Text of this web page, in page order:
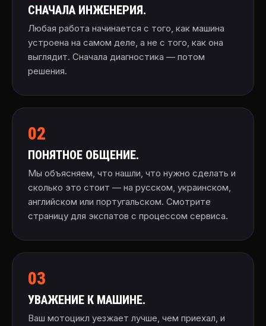
СНАЧАЛА ИНЖЕНЕРИЯ.
Любая работа начинается с того, как машина
устроена на самом деле, а не с того, как она
выглядит. Сначала диагностика — потом
решения.
02
ПОНЯТНОЕ ОБЩЕНИЕ.
Мы объясняем, что нашли, что нужно сделать и
сколько это стоит — на русском, украинском,
английском или португальском. Смотрите
страницу для экспатов с процессом сервиса.
03
УВАЖЕНИЕ К МАШИНЕ.
Ваш мотоцикл уезжает лучше, чем приехал, и